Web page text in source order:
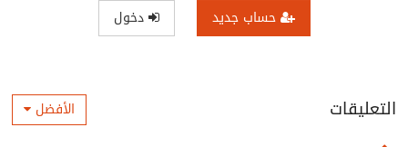
حساب جديد دخول
التعليقات الأفضل